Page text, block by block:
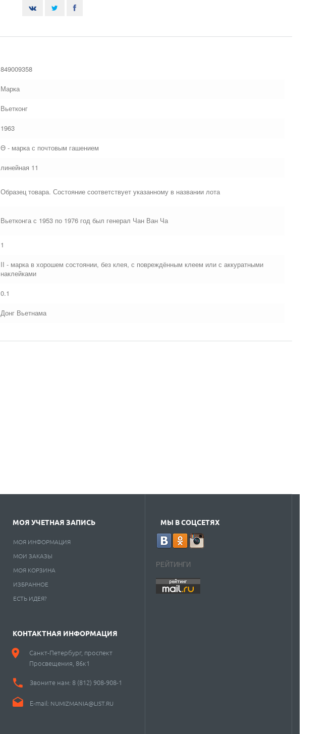
849009358
Марка
Вьетконг
1963
Θ - марка с почтовым гашением
линейная 11
Образец товара. Состояние соответствует указанному в названии лота
Вьетконга с 1953 по 1976 год был генерал Чан Ван Ча
1
II - марка в хорошем состоянии, без клея, с повреждённым клеем или с аккуратными
наклейками
0.1
Донг Вьетнама
МОЯ УЧЕТНАЯ ЗАПИСЬ
МОЯ ИНФОРМАЦИЯ
МОИ ЗАКАЗЫ
МОЯ КОРЗИНА
ИЗБРАННОЕ
ЕСТЬ ИДЕЯ?
КОНТАКТНАЯ ИНФОРМАЦИЯ
Санкт-Петербург, проспект
Просвещения, 86к1
Звоните нам: 8 (812) 908-908-1
E-mail: NUMIZMANIA@LIST.RU
МЫ В СОЦСЕТЯХ
РЕЙТИНГИ